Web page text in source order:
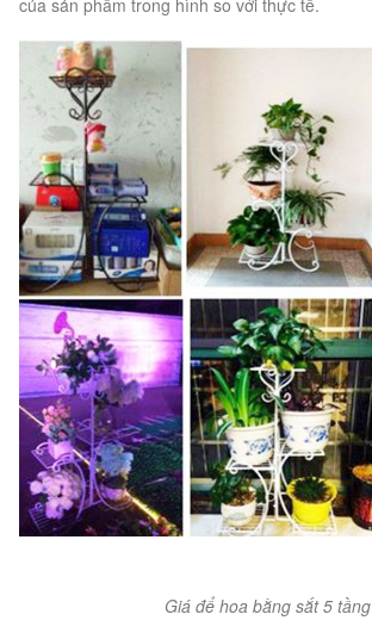
Giá để hoa bằng sắt 5 tầng